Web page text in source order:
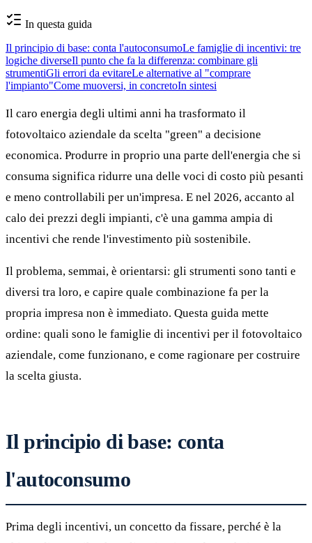
In questa guida
Il principio di base: conta l'autoconsumoLe famiglie di incentivi: tre
logiche diverseIl punto che fa la differenza: combinare gli
strumentiGli errori da evitareLe alternative al "comprare
l'impianto"Come muoversi, in concretoIn sintesi
Il caro energia degli ultimi anni ha trasformato il
fotovoltaico aziendale da scelta "green" a decisione
economica. Produrre in proprio una parte dell'energia che si
consuma significa ridurre una delle voci di costo più pesanti
e meno controllabili per un'impresa. E nel 2026, accanto al
calo dei prezzi degli impianti, c'è una gamma ampia di
incentivi che rende l'investimento più sostenibile.
Il problema, semmai, è orientarsi: gli strumenti sono tanti e
diversi tra loro, e capire quale combinazione fa per la
propria impresa non è immediato. Questa guida mette
ordine: quali sono le famiglie di incentivi per il fotovoltaico
aziendale, come funzionano, e come ragionare per costruire
la scelta giusta.
Il principio di base: conta
l'autoconsumo
Prima degli incentivi, un concetto da fissare, perché è la